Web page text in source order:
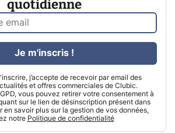
quotidienne
j’accepte de recevoir par email des
et offres commerciales de Clubic.
vous pouvez retirer votre consentement à
sur le lien de désinscription présent dans
en savoir plus sur la gestion de vos données,
notre Politique de confidentialité
Je m'inscris !